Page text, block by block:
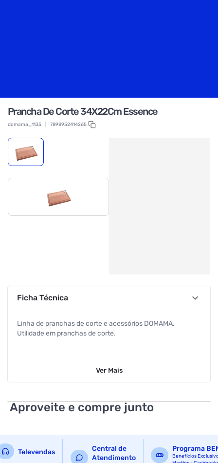
Prancha De Corte 34X22Cm Essence
domama_1135 7898952414265
Ficha Técnica
Linha de pranchas de corte e acessórios DOMAMA.
Utilidade em pranchas de corte.
Ver Mais
Aproveite e compre junto
Televendas
Central de
Atendimento
Programa
Benefícios